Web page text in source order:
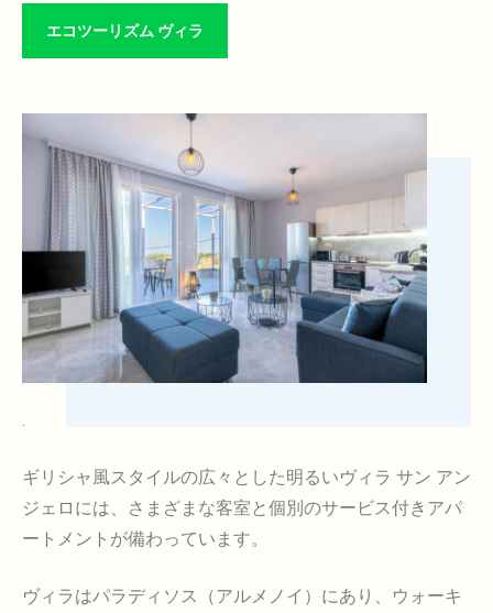
エコツーリズム ヴィラ
.
ギリシャ風スタイルの広々とした明るいヴィラ サン アン
ジェロには、さまざまな客室と個別のサービス付きアパ
ートメントが備わっています。
ヴィラはパラディソス（アルメノイ）にあり、ウォーキ